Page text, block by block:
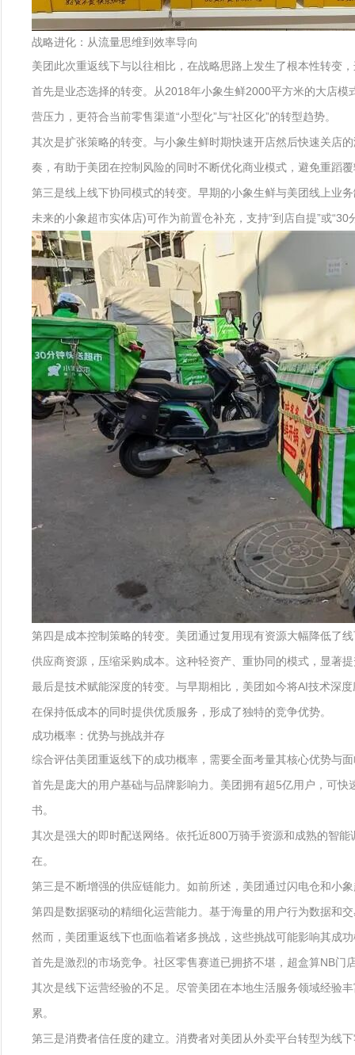
战略进化：从流量思维到效率导向
美团此次重返线下与以往相比，在战略思路上发生了根本性转变
首先是业态选择的转变。从2018年小象生鲜2000平方米的大店模
营压力，更符合当前零售渠道“小型化”与“社区化”的转型趋势。
其次是扩张策略的转变。与小象生鲜时期快速开店然后快速关店
奏，有助于美团在控制风险的同时不断优化商业模式，避免重蹈
第三是线上线下协同模式的转变。早期的小象生鲜与美团线上业
未来的小象超市实体店)可作为前置仓补充，支持“到店自提”或
第四是成本控制策略的转变。美团通过复用现有资源大幅降低了
供应商资源，压缩采购成本。这种轻资产、重协同的模式，显著
最后是技术赋能深度的转变。与早期相比，美团如今将AI技术深
在保持低成本的同时提供优质服务，形成了独特的竞争优势。
成功概率：优势与挑战并存
综合评估美团重返线下的成功概率，需要全面考量其核心优势与
首先是庞大的用户基础与品牌影响力。美团拥有超5亿用户，可
书。
其次是强大的即时配送网络。依托近800万骑手资源和成熟的智
在。
第三是不断增强的供应链能力。如前所述，美团通过闪电仓和小
第四是数据驱动的精细化运营能力。基于海量的用户行为数据和
然而，美团重返线下也面临着诸多挑战，这些挑战可能影响其成
首先是激烈的市场竞争。社区零售赛道已拥挤不堪，超盒算NB
其次是线下运营经验的不足。尽管美团在本地生活服务领域经验
累。
第三是消费者信任度的建立。消费者对美团从外卖平台转型为线